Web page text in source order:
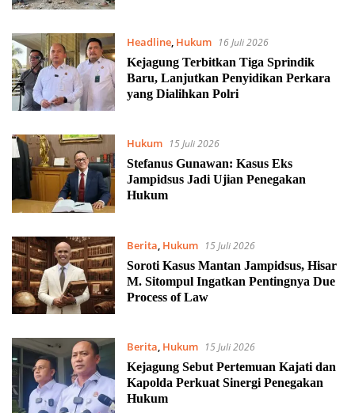
Headline, Hukum
16 Juli 2026
Kejagung Terbitkan Tiga Sprindik
Baru, Lanjutkan Penyidikan Perkara
yang Dialihkan Polri
Hukum
15 Juli 2026
Stefanus Gunawan: Kasus Eks
Jampidsus Jadi Ujian Penegakan
Hukum
Berita, Hukum
15 Juli 2026
Soroti Kasus Mantan Jampidsus, Hisar
M. Sitompul Ingatkan Pentingnya Due
Process of Law
Berita, Hukum
15 Juli 2026
Kejagung Sebut Pertemuan Kajati dan
Kapolda Perkuat Sinergi Penegakan
Hukum